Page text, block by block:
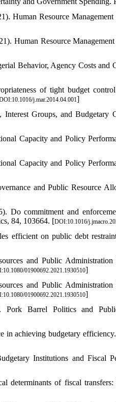
Human Resource
Human Resource
Behavior, Agency Costs and
of tight budget
j.mar.2014.04.001]
Groups, and Budgetary
Capacity and Policy
Capacity and Policy
and Public Resource
Do commitment and
84, 103664. [DOI:10.1016/
on public debt
and Public Administration
01900692.2021.1930510]
and Public Administration
01900692.2021.1930510]
Barrel Politics and
in achieving budgetary
Institutions and Fiscal
determinants of fiscal